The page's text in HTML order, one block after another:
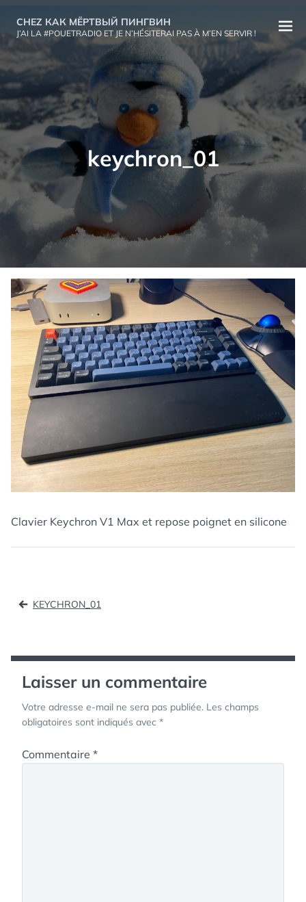
contenu
CHEZ КАК МЁРТВЫЙ ПИНГВИН
J’AI LA #POUETRADIO ET JE N’HÉSITERAI PAS À M’EN SERVIR !
le
keychron_01
Clavier Keychron V1 Max et repose poignet en silicone
Navigation
KEYCHRON_01
Laisser un commentaire
Votre adresse e-mail ne sera pas publiée. Les champs
obligatoires sont indiqués avec *
Commentaire *